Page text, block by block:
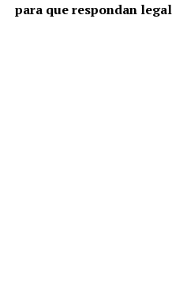
para que respondan